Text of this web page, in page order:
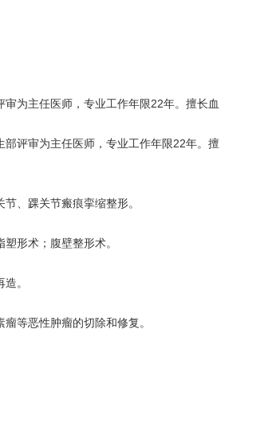
为主任医师，专业工作年限22年。擅长血
评审为主任医师，专业工作年限22年。擅
、踝关节瘢痕挛缩整形。
形术；腹壁整形术。
。
等恶性肿瘤的切除和修复。